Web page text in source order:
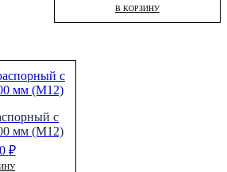
В КОРЗИНУ
с
мм (М12)
₽